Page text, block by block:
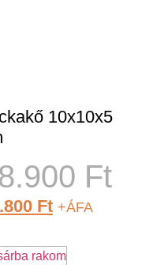
10x10x5
Ft
Ft +ÁFA
rakom